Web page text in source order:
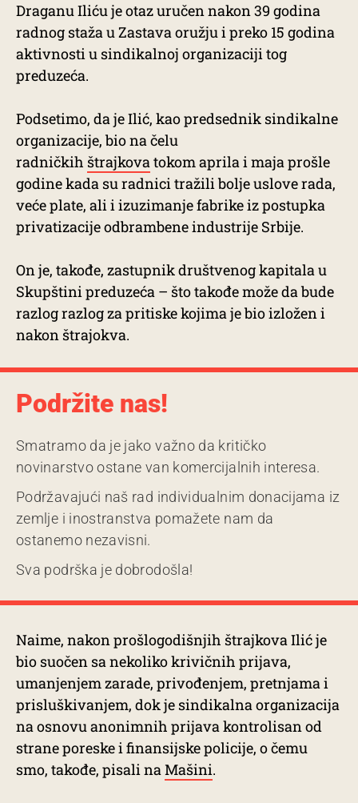
Draganu Iliću je otaz uručen nakon 39 godina
radnog staža u Zastava oružju i preko 15 godina
aktivnosti u sindikalnoj organizaciji tog
preduzeća.
Podsetimo, da je Ilić, kao predsednik sindikalne
organizacije, bio na čelu
radničkih štrajkovatokom aprila i maja prošle
godine kada su radnici tražili bolje uslove rada,
veće plate, ali i izuzimanje fabrike iz postupka
privatizacije odbrambene industrije Srbije.
On je, takođe, zastupnik društvenog kapitala u
Skupštini preduzeća – što takođe može da bude
razlog razlog za pritiske kojima je bio izložen i
nakon štrajokva.
Podržite nas!
Smatramo da je jako važno da kritičko
novinarstvo ostane van komercijalnih interesa.
Podržavajući naš rad individualnim donacijama iz
zemlje i inostranstva pomažete nam da
ostanemo nezavisni.
Sva podrška je dobrodošla!
Naime, nakon prošlogodišnjih štrajkova Ilić je
bio suočen sa nekoliko krivičnih prijava,
umanjenjem zarade, privođenjem, pretnjama i
prisluškivanjem, dok je sindikalna organizacija
na osnovu anonimnih prijava kontrolisan od
strane poreske i finansijske policije, o čemu
smo, takođe, pisali naMašini.